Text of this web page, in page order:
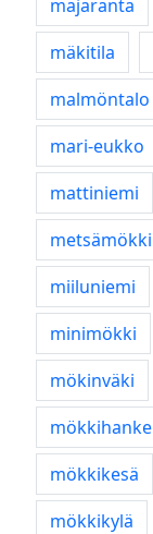
majaranta
mäkitila
malmöntalo
mari-eukko
mattiniemi
metsämökki
miiluniemi
minimökki
mökinväki
mökkihanke
mökkikesä
mökkikylä